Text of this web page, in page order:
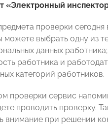
«Электронный
проверки
выбрать одну из
данных
работника и
категорий работников.
проверки сервис
проводить проверку.
внимание при решении